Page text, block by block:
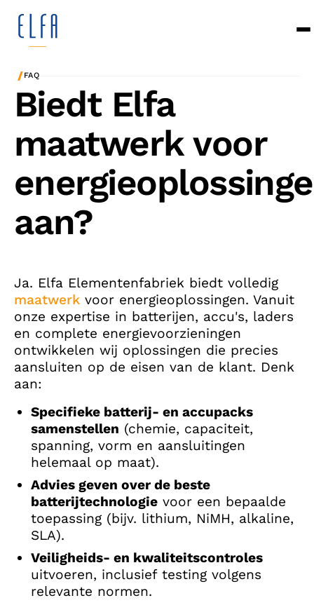
/FAQ
Biedt Elfa
maatwerk voor
aan?
Ja. Elfa Elementenfabriek biedt volledig
maatwerk voor energieoplossingen. Vanuit
onze expertise in batterijen, accu's, laders
en complete energievoorzieningen
ontwikkelen wij oplossingen die precies
aansluiten op de eisen van de klant. Denk
aan:
Specifieke batterij- en accupacks
samenstellen (chemie, capaciteit,
spanning, vorm en aansluitingen
helemaal op maat).
Advies geven over de beste
batterijtechnologie voor een bepaalde
toepassing (bijv. lithium, NiMH, alkaline,
SLA).
Veiligheids- en kwaliteitscontroles
uitvoeren, inclusief testing volgens
relevante normen.